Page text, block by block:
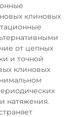
клиновых
от цепных
и точной
клиновых
натяжения.